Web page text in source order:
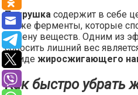
Петрушка содержит в себе
также ферменты, которые
обмену веществ. Одним из
сбросить лишний вес
в виде жиросжигающего
Как быстро убрать